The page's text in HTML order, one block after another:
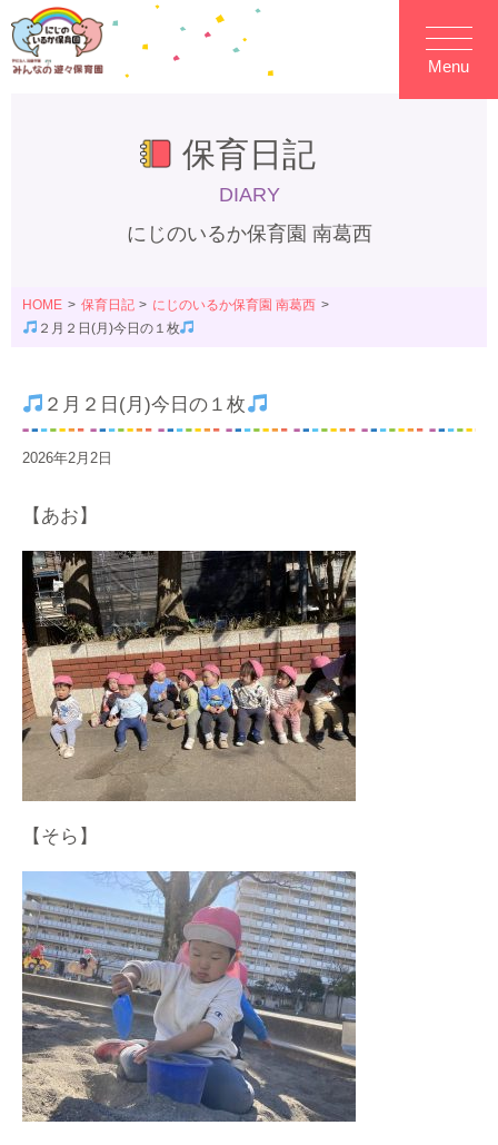
Menu
保育日記
DIARY
にじのいるか保育園 南葛西
HOME 保育日記
にじのいるか保育園 南葛西
２月２日(月)今日の１枚
２月２日(月)今日の１枚
2026年2月2日
【あお】
【そら】